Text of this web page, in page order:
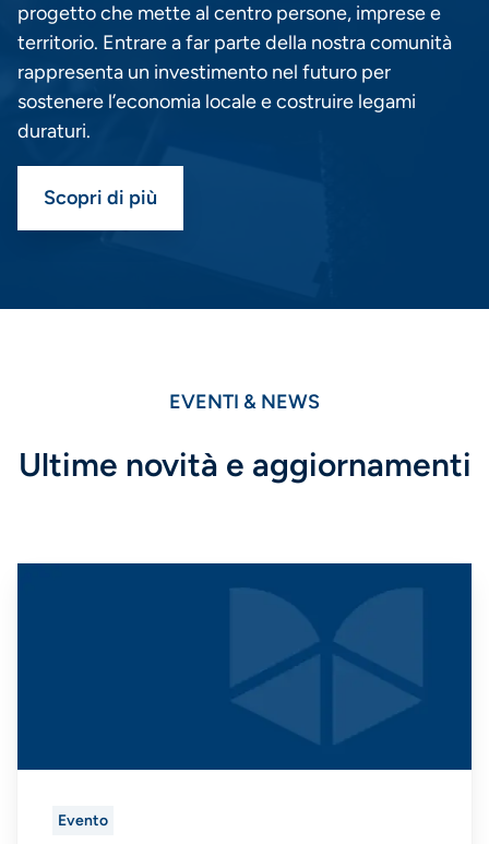
progetto che mette al centro persone, imprese e
territorio. Entrare a far parte della nostra comunità
rappresenta un investimento nel futuro per
sostenere l’economia locale e costruire legami
duraturi.
Scopri di più
EVENTI & NEWS
Ultime novità e aggiornamenti
Evento